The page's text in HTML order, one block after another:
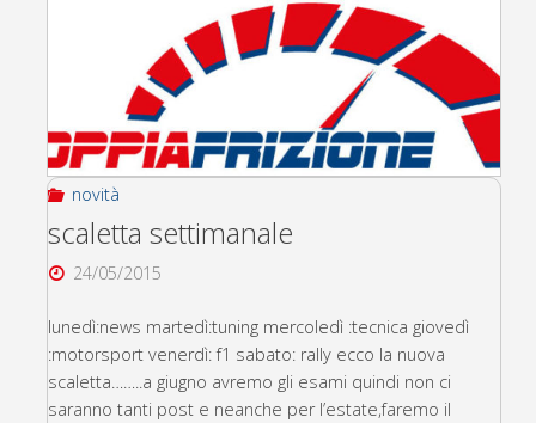
novità
scaletta settimanale
24/05/2015
lunedì:news martedì:tuning mercoledì :tecnica giovedì
:motorsport venerdì: f1 sabato: rally ecco la nuova
scaletta……..a giugno avremo gli esami quindi non ci
saranno tanti post e neanche per l’estate,faremo il